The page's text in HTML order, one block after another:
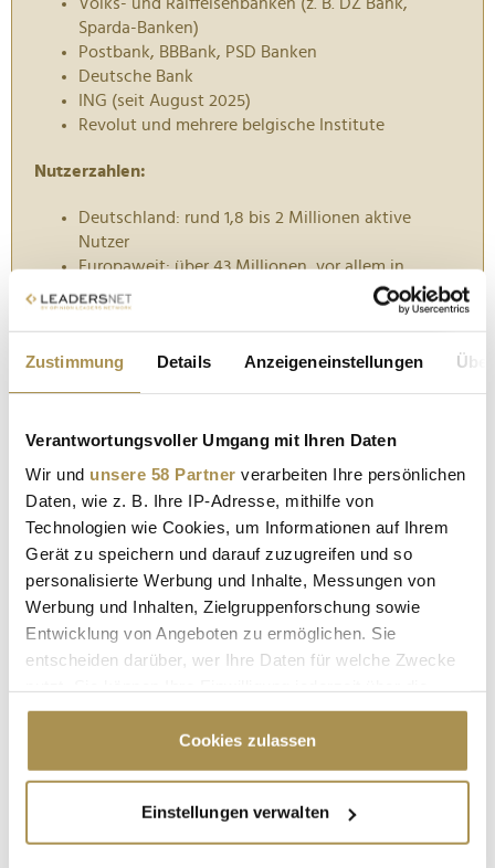
Zustimmung Details Anzeigeneinstellungen
Verantwortungsvoller Umgang mit Ihren Daten
Wir und unsere 58 Partner verarbeiten Ihre persönlichen
Daten, wie z. B. Ihre IP-Adresse, mithilfe von
Technologien wie Cookies, um Informationen auf Ihrem
Gerät zu speichern und darauf zuzugreifen und so
personalisierte Werbung und Inhalte, Messungen von
Werbung und Inhalten, Zielgruppenforschung sowie
Entwicklung von Angeboten zu ermöglichen. Sie
entscheiden darüber, wer Ihre Daten für welche Zwecke
Cookie-Erklärung oder durch Klicken auf das Privacy
Trigger Symbol ändern oder widerrufen
Informationen über Ihre geografische Lage
erfassen, welche bis auf einige Meter genau sein
Cookies zulassen
Einstellungen verwalten
Sparda-Banken)
Postbank, BBBank, PSD Banken
Deutsche Bank
ING (seit August 2025)
Revolut und mehrere belgische Institute
Nutzerzahlen:
Deutschland: rund 1,8 bis 2 Millionen aktive
Nutzer
Europaweit: über 43 Millionen, vor allem in
Frankreich und Belgien
Besonderheit:
auch im öffentlichen Sektor (z. B. Frankreichs
WERO PAYPAL PAYMENT-LÖSUNG
PAYMENT-LÖSUNGEN E-PAYMENT OTTO
MEDIAMARKT ROSSMANN
EUROPEAN PAYMENTS INITIATIVE EPI VISA
MASTERCARD MARTINA WEIMERT
Autor:*